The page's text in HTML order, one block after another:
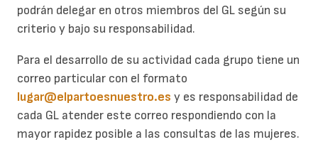
podrán delegar en otros miembros del GL según su
criterio y bajo su responsabilidad.
Para el desarrollo de su actividad cada grupo tiene un
correo particular con el formato
lugar@elpartoesnuestro.es y es responsabilidad de
cada GL atender este correo respondiendo con la
mayor rapidez posible a las consultas de las mujeres.